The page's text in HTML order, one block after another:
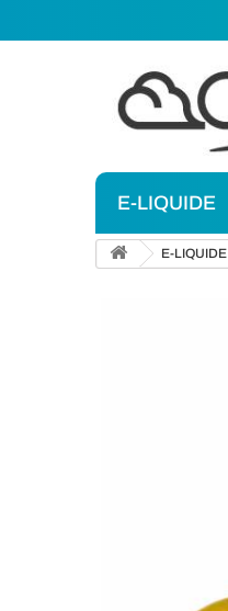
E-LIQUIDE
E-LIQUIDE